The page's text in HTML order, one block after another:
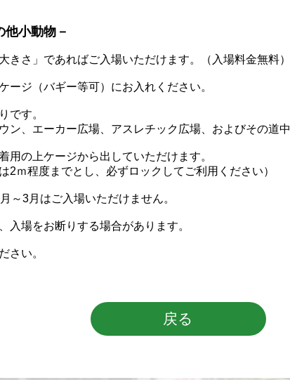
他小動物－
きさ」であればご入場いただけます。（入場料金無料）
ージ（バギー等可）にお入れください。
です。
ン、エーカー広場、アスレチック広場、およびその道中
用の上ケージから出していただけます。
ｍ程度までとし、必ずロックしてご利用ください）
～3月はご入場いただけません。
入場をお断りする場合があります。
さい。
戻る